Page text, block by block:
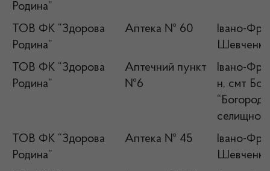
Родина”
ТОВ ФК “Здорова
Родина”
Аптека № 60
Івано-
ТОВ ФК “Здорова
Родина”
Аптечний пункт
№6
Івано-
н, смт
селищної
ТОВ ФК “Здорова
Родина”
Аптека № 45
Івано-